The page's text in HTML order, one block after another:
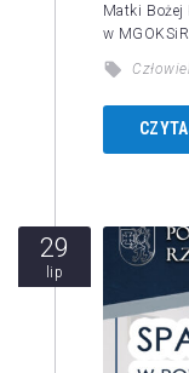
Matki Bożej
w MGOKSiR
29
lip